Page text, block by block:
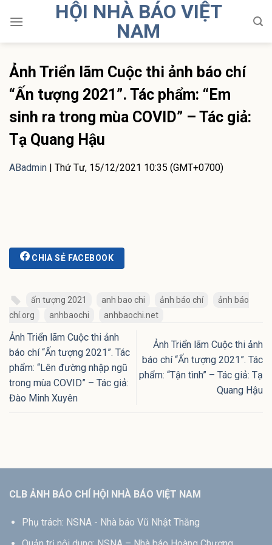
HỘI NHÀ BÁO VIỆT
NAM
Ảnh Triển lãm Cuộc thi ảnh báo chí
“Ấn tượng 2021”. Tác phẩm: “Em
sinh ra trong mùa COVID” – Tác giả:
Tạ Quang Hậu
ABadmin | Thứ Tư, 15/12/2021 10:35 (GMT+0700)
CHIA SẺ FACEBOOK
ấn tượng 2021 anh bao chi ảnh báo chí
ảnh báo
chí.org
anhbaochi anhbaochi.net
Ảnh Triển lãm Cuộc thi ảnh
báo chí “Ấn tượng 2021”. Tác
phẩm: “Lên đường nhập ngũ
trong mùa COVID” – Tác giả:
Đào Minh Xuyên
Ảnh Triển lãm Cuộc thi ảnh
báo chí “Ấn tượng 2021”. Tác
phẩm: “Tận tình” – Tác giả: Tạ
Quang Hậu
CLB ẢNH BÁO CHÍ HỘI NHÀ BÁO VIỆT NAM
Phụ trách: NSNA - Nhà báo Vũ Nhật Thăng